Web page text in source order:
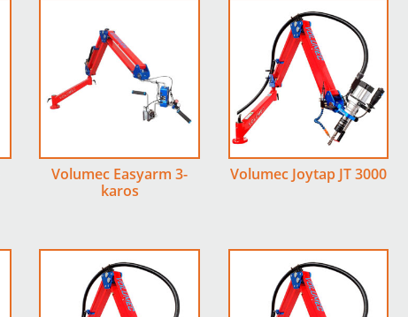
Volumec Easyarm 3-
karos
Volumec Joytap JT 3000